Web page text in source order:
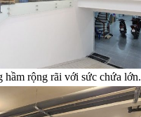
hầm rộng rãi với sức chứa lớn.